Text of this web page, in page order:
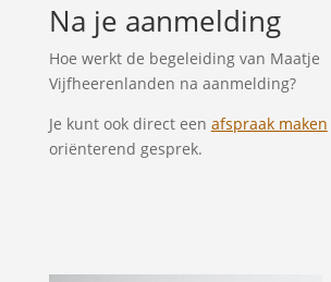
Na je aanmelding
Hoe werkt de begeleiding van Maatje
Vijfheerenlanden na aanmelding?
Je kunt ook direct een afspraak maken
oriënterend gesprek.